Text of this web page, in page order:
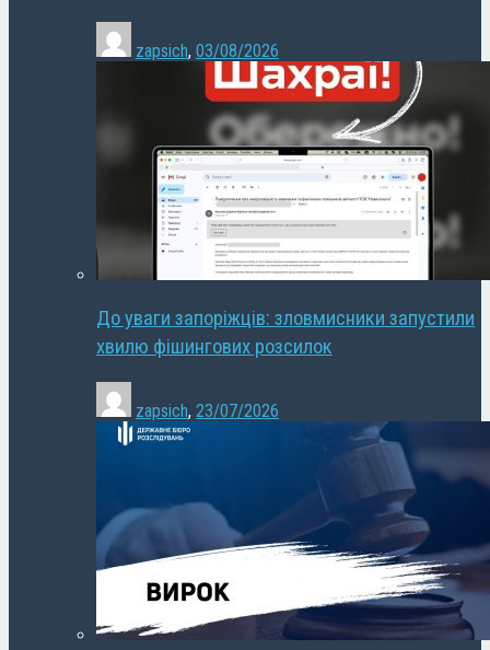
zapsich, 03/08/2026
До уваги запоріжців: зловмисники запустили
хвилю фішингових розсилок
zapsich, 23/07/2026